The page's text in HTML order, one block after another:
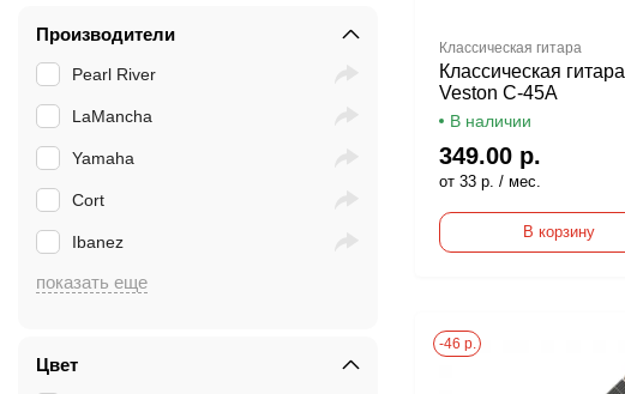
Производители
Pearl River
LaMancha
Yamaha
Cort
Ibanez
Цвет
Классическая гитара
Классическая гитара
Veston C-45A
В наличии
349.00 р.
от 33 р. / мес.
В корзину
-46 р.